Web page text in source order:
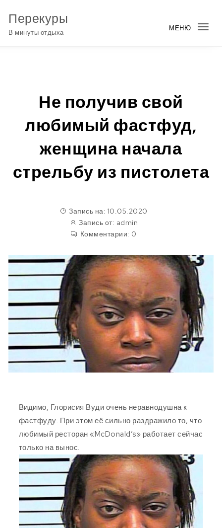
Перекуры
В минуты отдыха
МЕНЮ
Не получив свой
любимый фастфуд,
женщина начала
стрельбу из пистолета
Запись на: 10.05.2020
Запись от: admin
Комментарии: 0
Видимо, Глорисия Вуди очень неравнодушна к
фастфуду. При этом её сильно раздражило то, что
любимый ресторан «McDonald’s» работает сейчас
только на вынос.